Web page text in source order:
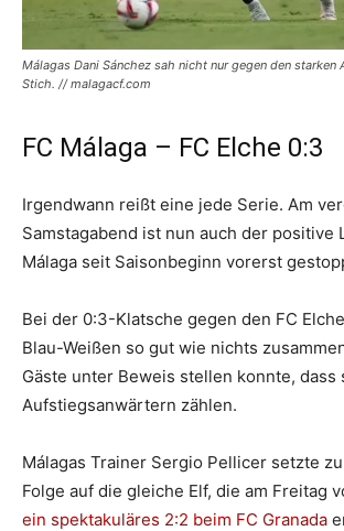
Málagas Dani Sánchez sah nicht nur gegen den starken
Stich. // malagacf.com
FC Málaga – FC Elche 0:3
Irgendwann reißt eine jede Serie. Am
Samstagabend ist nun auch der positive
Málaga seit Saisonbeginn vorerst
Bei der 0:3-Klatsche gegen den FC
Blau-Weißen so gut wie nichts
Gäste unter Beweis stellen konnte, dass
Aufstiegsanwärtern zählen.
Málagas Trainer Sergio Pellicer setzte
Folge auf die gleiche Elf, die am Freitag
ein spektakuläres 2:2 beim FC Granada